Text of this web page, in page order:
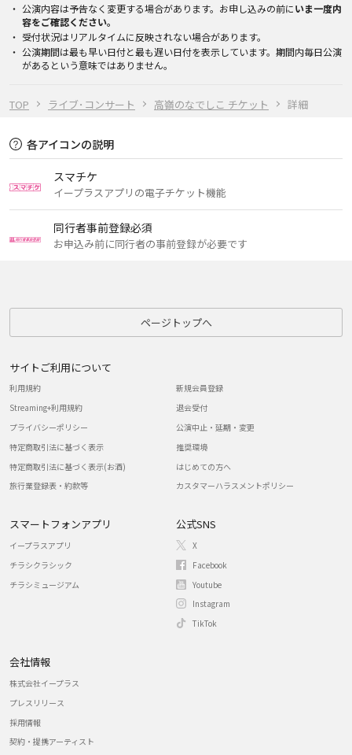
TOP ライブ･コンサート 高嶺のなでしこ チケット 詳細
公演内容は予告なく変更する場合があります。お申し込みの前にいま一度内
容をご確認ください。
受付状況はリアルタイムに反映されない場合があります。
公演期間は最も早い日付と最も遅い日付を表示しています。期間内毎日公演
があるという意味ではありません。
各アイコンの説明
スマチケ
イープラスアプリの電子チケット機能
同行者事前登録必須
お申込み前に同行者の事前登録が必要です
ページトップへ
サイトご利用について
利用規約
Streaming+利用規約
プライバシーポリシー
特定商取引法に基づく表示
特定商取引法に基づく表示(お酒)
旅行業登録表・約款等
新規会員登録
退会受付
公演中止・延期・変更
推奨環境
はじめての方へ
カスタマーハラスメントポリシー
スマートフォンアプリ
イープラスアプリ
チラシクラシック
チラシミュージアム
公式SNS
X
Facebook
Youtube
Instagram
TikTok
会社情報
株式会社イープラス
プレスリリース
採用情報
契約・提携アーティスト